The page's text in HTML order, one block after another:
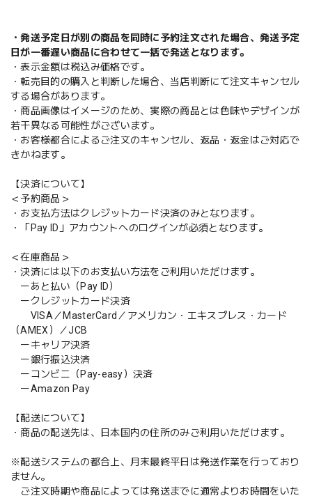
・発送予定日が別の商品を同時に予約注文された場合、発送予定
日が一番遅い商品に合わせて一括で発送となります。
・表示金額は税込み価格です。
・転売目的の購入と判断した場合、当店判断にて注文キャンセル
する場合があります。
・商品画像はイメージのため、実際の商品とは色味やデザインが
若干異なる可能性がございます。
・お客様都合によるご注文のキャンセル、返品・返金はご対応で
きかねます。
【決済について】
＜予約商品＞
・お支払方法はクレジットカード決済のみとなります。
・「Pay ID」アカウントへのログインが必須となります。
＜在庫商品＞
・決済には以下のお支払い方法をご利用いただけます。
ーあと払い（Pay ID）
ークレジットカード決済
VISA／MasterCard／アメリカン・エキスプレス・カード
（AMEX）／JCB
ーキャリア決済
ー銀行振込決済
ーコンビニ（Pay-easy）決済
ーAmazon Pay
【配送について】
・商品の配送先は、日本国内の住所のみご利用いただけます。
※配送システムの都合上、月末最終平日は発送作業を行っており
ません。
ご注文時期や商品によっては発送までに通常よりお時間をいた